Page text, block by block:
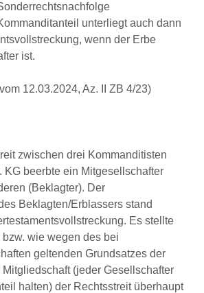
unterliegt auch dann
wenn der Erbe
ist.
12.03.2024, Az. II ZB 4/23)
zwischen drei Kommanditisten
KG beerbte ein Mitgesellschafter
(Beklagter). Der
Beklagten/Erblassers stand
Es stellte
wie wegen des bei
geltenden Grundsatzes der
(jeder Gesellschafter
halten) der Rechtsstreit überhaupt